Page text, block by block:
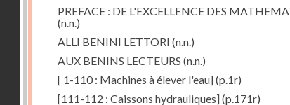
PREFACE : DE L'EXCELLENCE DES
(n.n.)
ALLI BENINI LETTORI (n.n.)
AUX BENINS LECTEURS (n.n.)
[ 1-110 : Machines à élever l'eau](p.1r)
[111-112 : Caissons hydrauliques](p.171r)